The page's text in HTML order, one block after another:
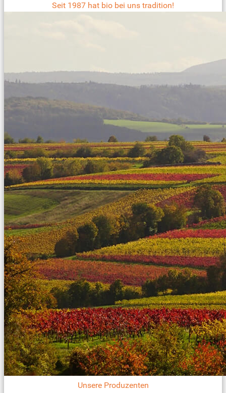
Seit 1987 hat bio bei uns tradition!
Unsere Produzenten